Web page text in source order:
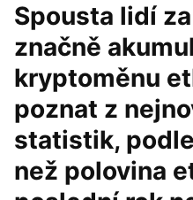
Spousta lidí
značně
kryptoměnu
poznat z
statistik,
než polovina